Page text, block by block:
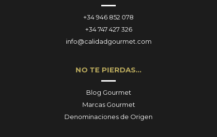
+34 946 852 078
+34 747 427 326
info@calidadgourmet.com
NO TE PIERDAS…
Blog Gourmet
Marcas Gourmet
Denominaciones de Origen